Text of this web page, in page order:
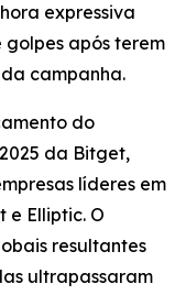
expressiva
após terem
campanha.
do
da Bitget,
líderes em
e Elliptic. O
resultantes
ultrapassaram